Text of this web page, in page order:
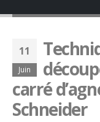
11
Juin
carré
Schneider